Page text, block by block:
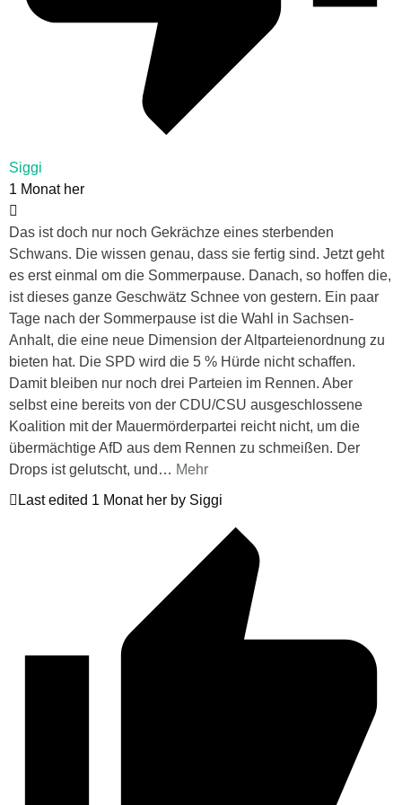
Siggi
1 Monat her
Das ist doch nur noch Gekrächze eines sterbenden
Schwans. Die wissen genau, dass sie fertig sind. Jetzt geht
es erst einmal om die Sommerpause. Danach, so hoffen die,
ist dieses ganze Geschwätz Schnee von gestern. Ein paar
Tage nach der Sommerpause ist die Wahl in Sachsen-
Anhalt, die eine neue Dimension der Altparteienordnung zu
bieten hat. Die SPD wird die 5 % Hürde nicht schaffen.
Damit bleiben nur noch drei Parteien im Rennen. Aber
selbst eine bereits von der CDU/CSU ausgeschlossene
Koalition mit der Mauermörderpartei reicht nicht, um die
übermächtige AfD aus dem Rennen zu schmeißen. Der
Drops ist gelutscht, und … Mehr
Last edited 1 Monat her by Siggi